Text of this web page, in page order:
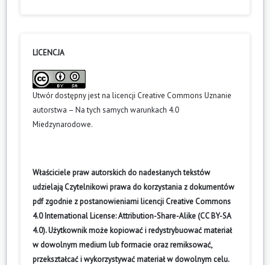
LICENCJA
Utwór dostępny jest na licencji Creative Commons Uznanie
autorstwa – Na tych samych warunkach 4.0
Miedzynarodowe.
Właściciele praw autorskich do nadesłanych tekstów
udzielają Czytelnikowi prawa do korzystania z dokumentów
pdf zgodnie z postanowieniami licencji Creative Commons
4.0 International License: Attribution-Share-Alike (CC BY-SA
4.0). Użytkownik może kopiować i redystrybuować materiał
w dowolnym medium lub formacie oraz remiksować,
przekształcać i wykorzystywać materiał w dowolnym celu.